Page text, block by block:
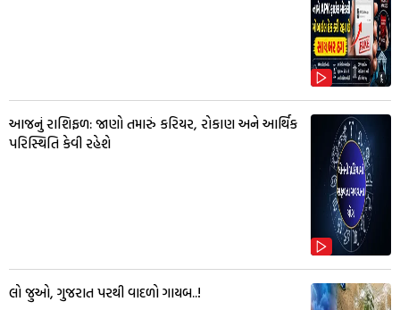
આજનું રાશિફળ: જાણો તમારું કરિયર, રોકાણ અને આર્થિક
પરિસ્થિતિ કેવી રહેશે
લો જુઓ, ગુજરાત પરથી વાદળો ગાયબ..!